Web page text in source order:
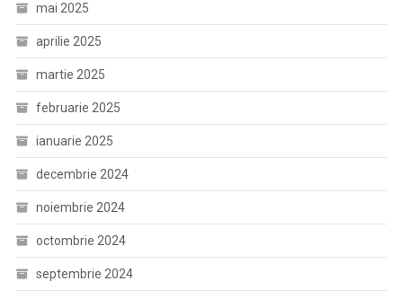
mai 2025
aprilie 2025
martie 2025
februarie 2025
ianuarie 2025
decembrie 2024
noiembrie 2024
octombrie 2024
septembrie 2024